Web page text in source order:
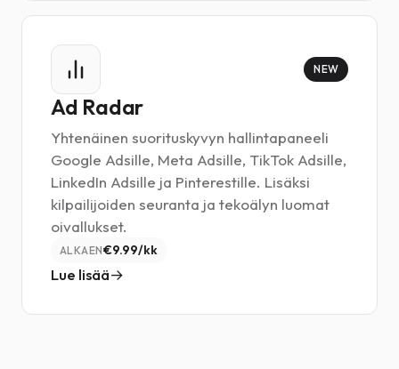
NEW
Ad Radar
Yhtenäinen suorituskyvyn hallintapaneeli
Google Adsille, Meta Adsille, TikTok Adsille,
LinkedIn Adsille ja Pinterestille. Lisäksi
kilpailijoiden seuranta ja tekoälyn luomat
oivallukset.
ALKAEN€9.99/kk
Lue lisää